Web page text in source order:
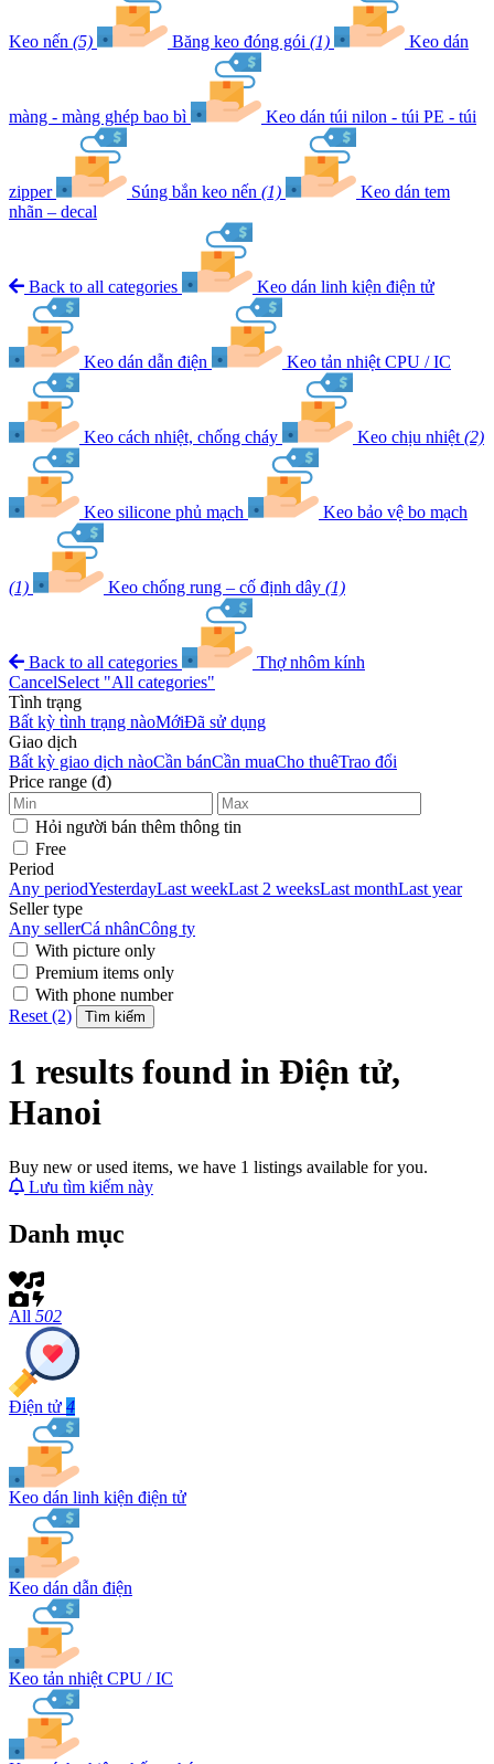
Keo nến (5) Băng keo đóng gói (1) Keo dán
màng - màng ghép bao bì Keo dán túi nilon - túi PE - túi
zipper Súng bắn keo nến (1)
Keo dán tem
nhãn – decal
Back to all categories Keo dán linh kiện điện tử
Keo dán dẫn điện Keo tản nhiệt CPU / IC
Keo cách nhiệt, chống cháy Keo chịu nhiệt (2)
Keo silicone phủ mạch Keo bảo vệ bo mạch
(1) Keo chống rung – cố định dây (1)
Back to all categories
Thợ nhôm kính
CancelSelect "All categories"
Tình trạng
Bất kỳ tình trạng nàoMớiĐã sử dụng
Giao dịch
Bất kỳ giao dịch nàoCần bánCần muaCho thuêTrao đổi
Price range (đ)
Hỏi người bán thêm thông tin
Free
Period
Any periodYesterdayLast weekLast 2 weeksLast monthLast year
Seller type
Any sellerCá nhânCông ty
With picture only
Premium items only
With phone number
Reset (2)
Tìm kiếm
1 results found in Điện tử,
Hanoi
Buy new or used items, we have 1 listings available for you.
Lưu tìm kiếm này
Danh mục
All 502
Điện tử 4
Keo dán linh kiện điện tử
Keo dán dẫn điện
Keo tản nhiệt CPU / IC